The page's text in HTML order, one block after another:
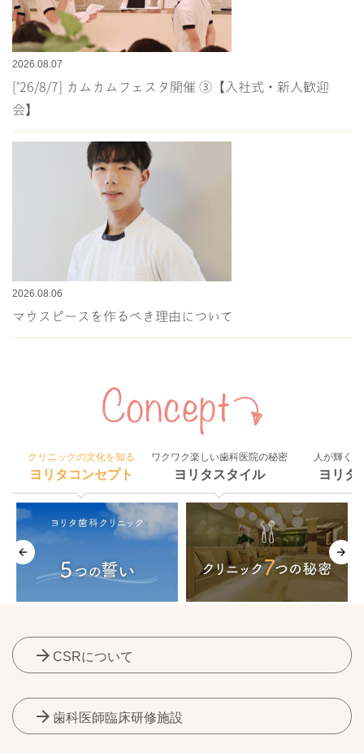
2026.08.07
[’26/8/7] カムカムフェスタ開催 ③【入社式・新人歓迎
会】
2026.08.06
マウスピースを作るべき理由について
クリニックの文化を知る
ヨリタコンセプト
ワクワク楽しい歯科医院の秘密
ヨリタスタイル
人が輝く
ヨリタ
arrow_forward CSRについて
arrow_forward 歯科医師臨床研修施設